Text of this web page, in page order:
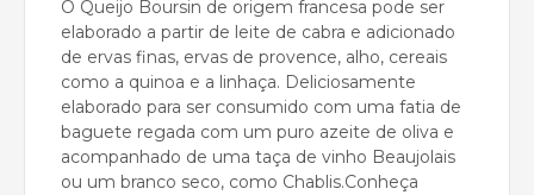
O Queijo Boursin de origem francesa pode ser
elaborado a partir de leite de cabra e adicionado
de ervas finas, ervas de provence, alho, cereais
como a quinoa e a linhaça. Deliciosamente
elaborado para ser consumido com uma fatia de
baguete regada com um puro azeite de oliva e
acompanhado de uma taça de vinho Beaujolais
ou um branco seco, como Chablis.Conheça